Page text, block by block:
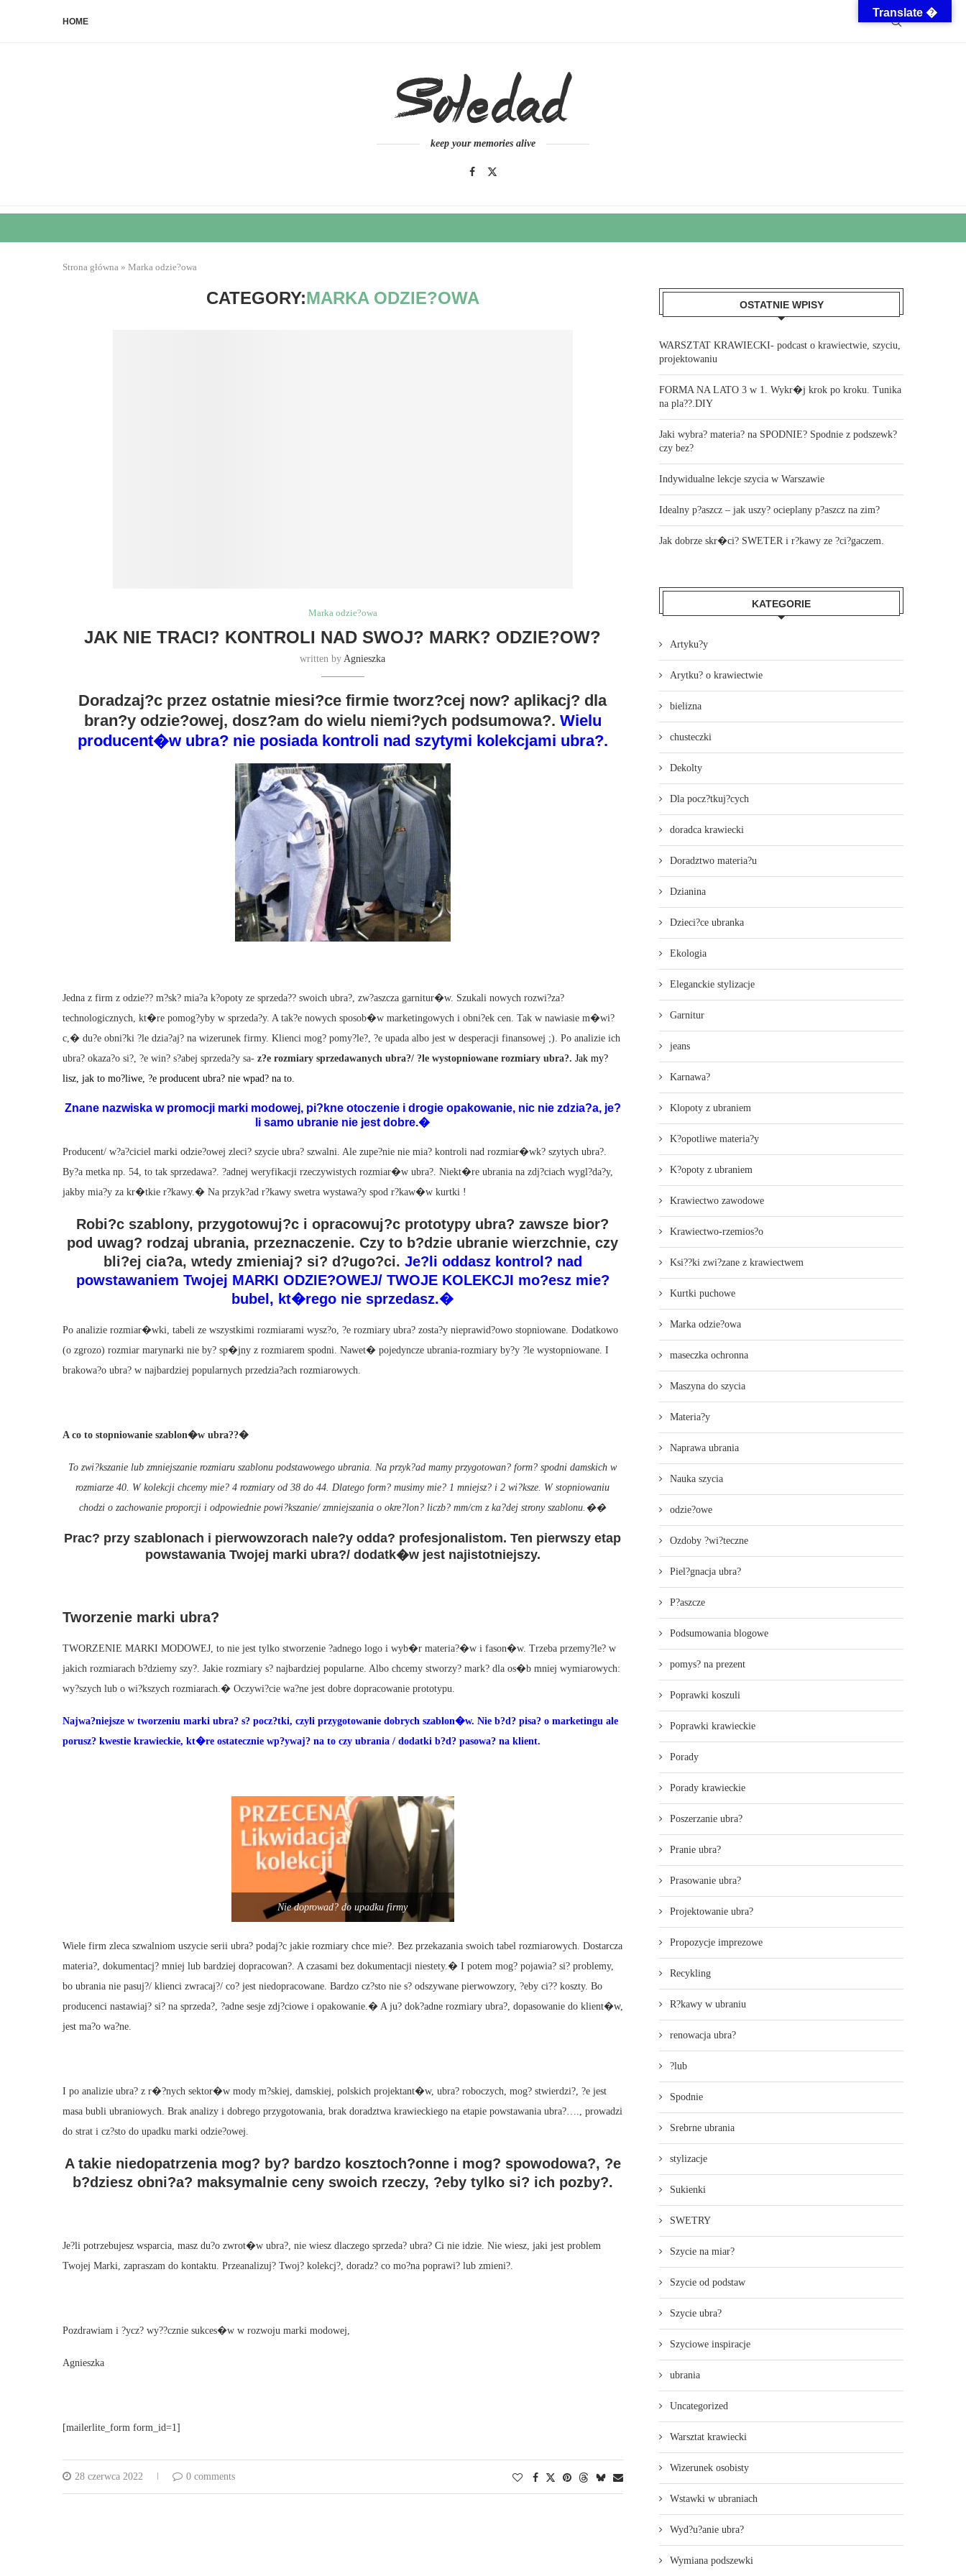
HOME
keep your memories alive
Strona główna » Marka odzie?owa
CATEGORY:MARKA ODZIE?OWA
Marka odzie?owa
JAK NIE TRACI? KONTROLI NAD SWOJ? MARK? ODZIE?OW?
written byAgnieszka
Doradzaj?c przez ostatnie miesi?ce firmie tworz?cej now? aplikacj? dla
bran?y odzie?owej, dosz?am do wielu niemi?ych podsumowa?. Wielu
producent�w ubra? nie posiada kontroli nad szytymi kolekcjami ubra?.
Jedna z firm z odzie?? m?sk? mia?a k?opoty ze sprzeda?? swoich ubra?, zw?aszcza garnitur�w. Szukali nowych rozwi?za?
technologicznych, kt�re pomog?yby w sprzeda?y. A tak?e nowych sposob�w marketingowych i obni?ek cen. Tak w nawiasie m�wi?
c,� du?e obni?ki ?le dzia?aj? na wizerunek firmy. Klienci mog? pomy?le?, ?e upada albo jest w desperacji finansowej ;). Po analizie ich
ubra? okaza?o si?, ?e win? s?abej sprzeda?y sa- z?e rozmiary sprzedawanych ubra?/ ?le wystopniowane rozmiary ubra?. Jak my?
lisz, jak to mo?liwe, ?e producent ubra? nie wpad? na to.
Znane nazwiska w promocji marki modowej, pi?kne otoczenie i drogie opakowanie, nic nie zdzia?a, je?
li samo ubranie nie jest dobre.�
Producent/ w?a?ciciel marki odzie?owej zleci? szycie ubra? szwalni. Ale zupe?nie nie mia? kontroli nad rozmiar�wk? szytych ubra?.
By?a metka np. 54, to tak sprzedawa?. ?adnej weryfikacji rzeczywistych rozmiar�w ubra?. Niekt�re ubrania na zdj?ciach wygl?da?y,
jakby mia?y za kr�tkie r?kawy.� Na przyk?ad r?kawy swetra wystawa?y spod r?kaw�w kurtki !
Robi?c szablony, przygotowuj?c i opracowuj?c prototypy ubra? zawsze bior?
pod uwag? rodzaj ubrania, przeznaczenie. Czy to b?dzie ubranie wierzchnie, czy
bli?ej cia?a, wtedy zmieniaj? si? d?ugo?ci. Je?li oddasz kontrol? nad
powstawaniem Twojej MARKI ODZIE?OWEJ/ TWOJE KOLEKCJI mo?esz mie?
bubel, kt�rego nie sprzedasz.�
Po analizie rozmiar�wki, tabeli ze wszystkimi rozmiarami wysz?o, ?e rozmiary ubra? zosta?y nieprawid?owo stopniowane. Dodatkowo
(o zgrozo) rozmiar marynarki nie by? sp�jny z rozmiarem spodni. Nawet� pojedyncze ubrania-rozmiary by?y ?le wystopniowane. I
brakowa?o ubra? w najbardziej popularnych przedzia?ach rozmiarowych.
A co to stopniowanie szablon�w ubra??�
To zwi?kszanie lub zmniejszanie rozmiaru szablonu podstawowego ubrania. Na przyk?ad mamy przygotowan? form? spodni damskich w
rozmiarze 40. W kolekcji chcemy mie? 4 rozmiary od 38 do 44. Dlatego form? musimy mie? 1 mniejsz? i 2 wi?ksze. W stopniowaniu
chodzi o zachowanie proporcji i odpowiednie powi?kszanie/ zmniejszania o okre?lon? liczb? mm/cm z ka?dej strony szablonu.��
Prac? przy szablonach i pierwowzorach nale?y odda? profesjonalistom. Ten pierwszy etap
powstawania Twojej marki ubra?/ dodatk�w jest najistotniejszy.
Tworzenie marki ubra?
TWORZENIE MARKI MODOWEJ, to nie jest tylko stworzenie ?adnego logo i wyb�r materia?�w i fason�w. Trzeba przemy?le? w
jakich rozmiarach b?dziemy szy?. Jakie rozmiary s? najbardziej popularne. Albo chcemy stworzy? mark? dla os�b mniej wymiarowych:
wy?szych lub o wi?kszych rozmiarach.� Oczywi?cie wa?ne jest dobre dopracowanie prototypu.
Najwa?niejsze w tworzeniu marki ubra? s? pocz?tki, czyli przygotowanie dobrych szablon�w. Nie b?d? pisa? o marketingu ale
porusz? kwestie krawieckie, kt�re ostatecznie wp?ywaj? na to czy ubrania / dodatki b?d? pasowa? na klient.
Nie doprowad? do upadku firmy
Wiele firm zleca szwalniom uszycie serii ubra? podaj?c jakie rozmiary chce mie?. Bez przekazania swoich tabel rozmiarowych. Dostarcza
materia?, dokumentacj? mniej lub bardziej dopracowan?. A czasami bez dokumentacji niestety.� I potem mog? pojawia? si? problemy,
bo ubrania nie pasuj?/ klienci zwracaj?/ co? jest niedopracowane. Bardzo cz?sto nie s? odszywane pierwowzory, ?eby ci?? koszty. Bo
producenci nastawiaj? si? na sprzeda?, ?adne sesje zdj?ciowe i opakowanie.� A ju? dok?adne rozmiary ubra?, dopasowanie do klient�w,
jest ma?o wa?ne.
I po analizie ubra? z r�?nych sektor�w mody m?skiej, damskiej, polskich projektant�w, ubra? roboczych, mog? stwierdzi?, ?e jest
masa bubli ubraniowych. Brak analizy i dobrego przygotowania, brak doradztwa krawieckiego na etapie powstawania ubra?…., prowadzi
do strat i cz?sto do upadku marki odzie?owej.
A takie niedopatrzenia mog? by? bardzo kosztoch?onne i mog? spowodowa?, ?e
b?dziesz obni?a? maksymalnie ceny swoich rzeczy, ?eby tylko si? ich pozby?.
Je?li potrzebujesz wsparcia, masz du?o zwrot�w ubra?, nie wiesz dlaczego sprzeda? ubra? Ci nie idzie. Nie wiesz, jaki jest problem
Twojej Marki, zapraszam do kontaktu. Przeanalizuj? Twoj? kolekcj?, doradz? co mo?na poprawi? lub zmieni?.
Pozdrawiam i ?ycz? wy??cznie sukces�w w rozwoju marki modowej,
Agnieszka
[mailerlite_form form_id=1]
28 czerwca 2022 0 comments
OSTATNIE WPISY
WARSZTAT KRAWIECKI- podcast o krawiectwie, szyciu,
projektowaniu
FORMA NA LATO 3 w 1. Wykr�j krok po kroku. Tunika
na pla??.DIY
Jaki wybra? materia? na SPODNIE? Spodnie z podszewk?
czy bez?
Indywidualne lekcje szycia w Warszawie
Idealny p?aszcz – jak uszy? ocieplany p?aszcz na zim?
Jak dobrze skr�ci? SWETER i r?kawy ze ?ci?gaczem.
KATEGORIE
Artyku?y
Arytku? o krawiectwie
bielizna
chusteczki
Dekolty
Dla pocz?tkuj?cych
doradca krawiecki
Doradztwo materia?u
Dzianina
Dzieci?ce ubranka
Ekologia
Eleganckie stylizacje
Garnitur
jeans
Karnawa?
Klopoty z ubraniem
K?opotliwe materia?y
K?opoty z ubraniem
Krawiectwo zawodowe
Krawiectwo-rzemios?o
Ksi??ki zwi?zane z krawiectwem
Kurtki puchowe
Marka odzie?owa
maseczka ochronna
Maszyna do szycia
Materia?y
Naprawa ubrania
Nauka szycia
odzie?owe
Ozdoby ?wi?teczne
Piel?gnacja ubra?
P?aszcze
Podsumowania blogowe
pomys? na prezent
Poprawki koszuli
Poprawki krawieckie
Porady
Porady krawieckie
Poszerzanie ubra?
Pranie ubra?
Prasowanie ubra?
Projektowanie ubra?
Propozycje imprezowe
Recykling
R?kawy w ubraniu
renowacja ubra?
?lub
Spodnie
Srebrne ubrania
stylizacje
Sukienki
SWETRY
Szycie na miar?
Szycie od podstaw
Szycie ubra?
Szyciowe inspiracje
ubrania
Uncategorized
Warsztat krawiecki
Wizerunek osobisty
Wstawki w ubraniach
Wyd?u?anie ubra?
Wymiana podszewki
Translate �